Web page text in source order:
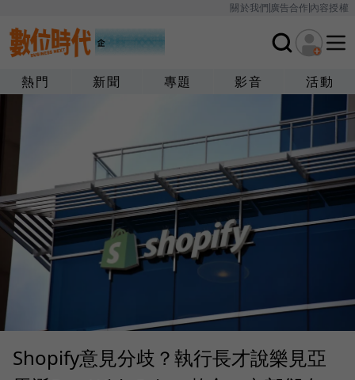
關於我們廣告合作內容授權
熱門 新聞 專題 影音 活動
Shopify意見分歧？執行長才說樂見亞